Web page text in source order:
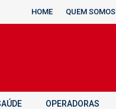
HOME QUEM SOMOS
OPERADORAS